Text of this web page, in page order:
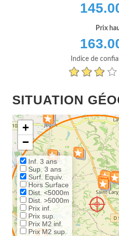
Prix
Indice de
SITUATION
+
−
Inf. 3 ans
Sup. 3 ans
Surf. Equiv.
Hors Surface
Dist. <5000m
Dist. >5000m
Prix inf.
Prix sup.
Prix M2 inf.
Prix M2 sup.